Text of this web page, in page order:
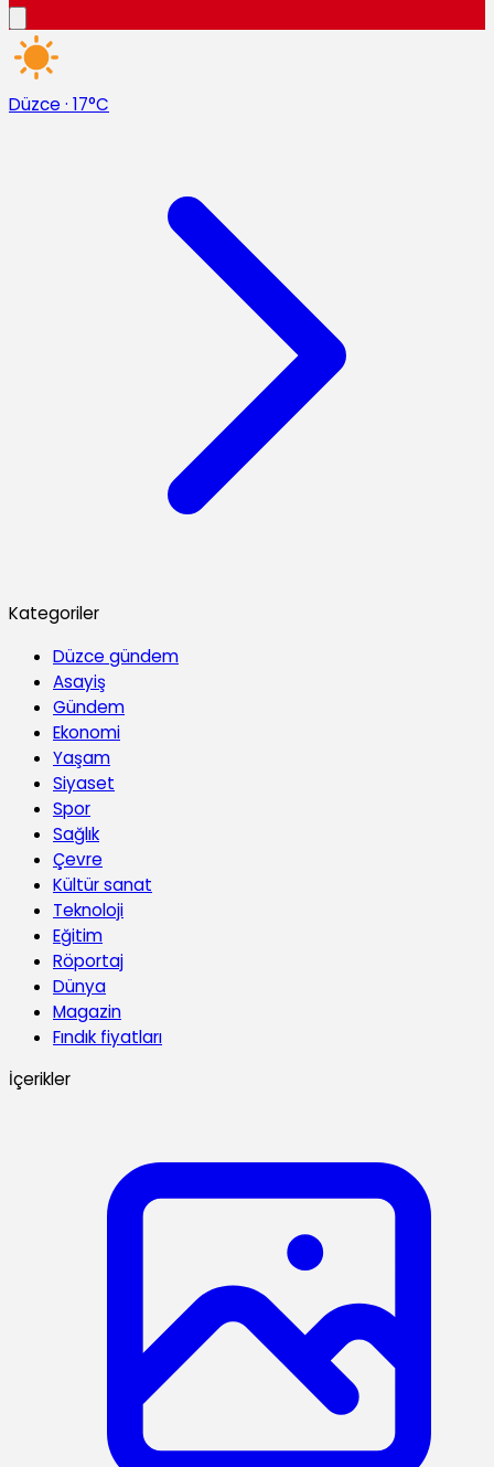
Düzce · 17°C
Kategoriler
Düzce gündem
Asayiş
Gündem
Ekonomi
Yaşam
Siyaset
Spor
Sağlık
Çevre
Kültür sanat
Teknoloji
Eğitim
Röportaj
Dünya
Magazin
Fındık fiyatları
İçerikler